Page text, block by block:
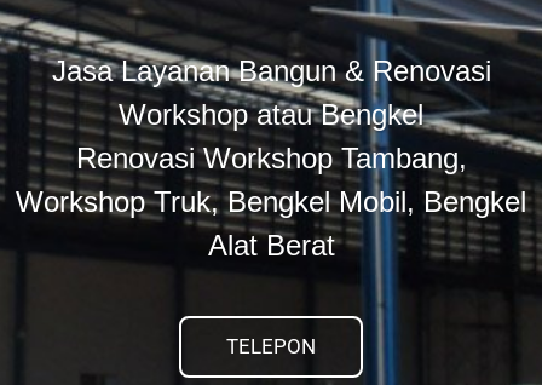
Jasa Layanan Bangun & Renovasi
Workshop atau Bengkel
Renovasi Workshop Tambang,
Workshop Truk, Bengkel Mobil, Bengkel
Alat Berat
TELEPON